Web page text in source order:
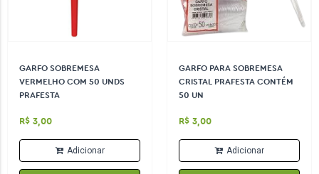
GARFO SOBREMESA
VERMELHO COM 50 UNDS
PRAFESTA
R$ 3,00
Adicionar
GARFO PARA SOBREMESA
CRISTAL PRAFESTA CONTÉM
50 UN
R$ 3,00
Adicionar